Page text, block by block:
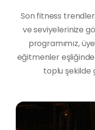
Son fitness
ve seviyelerinize
programımız,
eğitmenler
toplu şekilde